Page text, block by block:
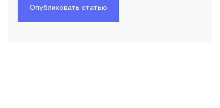
Опубликовать статью